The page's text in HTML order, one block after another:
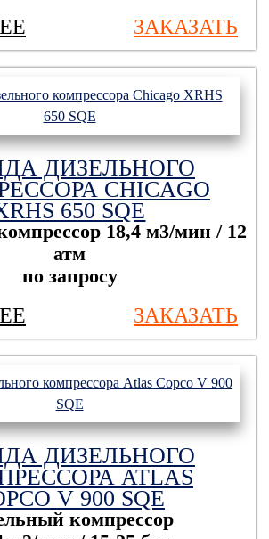
ЗАКАЗАТЬ
ДИЗЕЛЬНОГО
CHICAGO
650 SQE
18,4 м3/мин / 12
атм
по запросу
ЗАКАЗАТЬ
ДИЗЕЛЬНОГО
ATLAS
V 900 SQE
компрессор